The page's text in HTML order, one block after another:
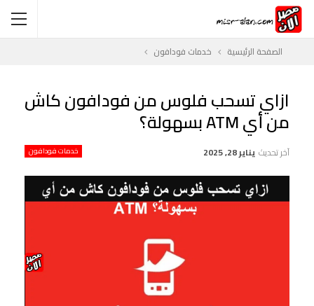
الصفحة الرئيسية خدمات فودافون
ازاي تسحب فلوس من فودافون كاش
من أي ATM بسهولة؟
خدمات فودافون آخر تحديث يناير 28, 2025